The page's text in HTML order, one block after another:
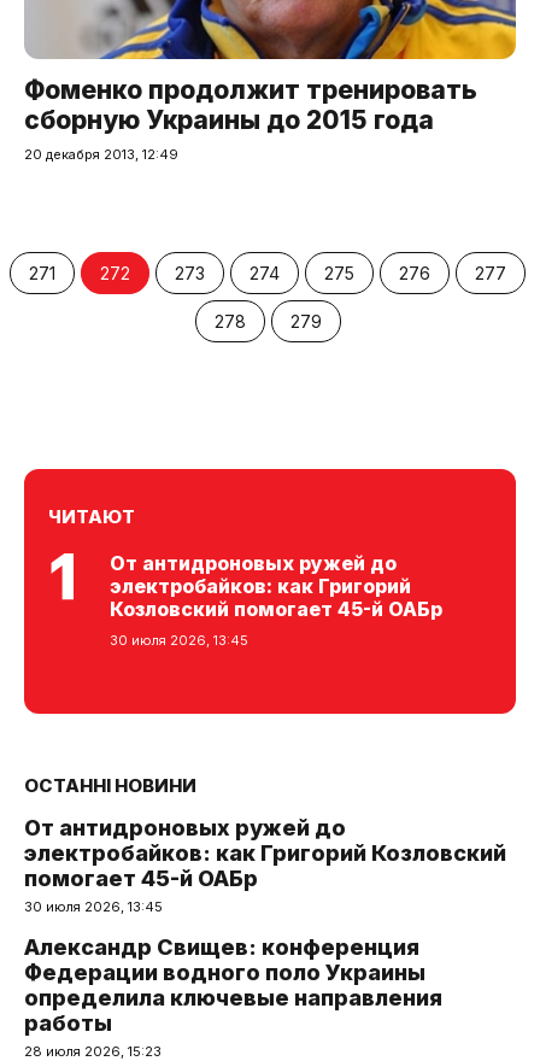
Фоменко продолжит тренировать
сборную Украины до 2015 года
20 декабря 2013, 12:49
271 272 273 274 275 276 277
278 279
ЧИТАЮТ
От антидроновых ружей до
электробайков: как Григорий
Козловский помогает 45-й ОАБр
30 июля 2026, 13:45
ОСТАННІ НОВИНИ
От антидроновых ружей до
электробайков: как Григорий Козловский
помогает 45-й ОАБр
30 июля 2026, 13:45
Александр Свищев: конференция
Федерации водного поло Украины
определила ключевые направления
работы
28 июля 2026, 15:23